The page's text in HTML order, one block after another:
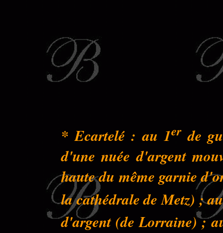
* Ecartelé : au 1erde
d'une nuée d'argent
haute du même garnie
la cathédrale de Metz) ;
d'argent (de Lorraine) ;